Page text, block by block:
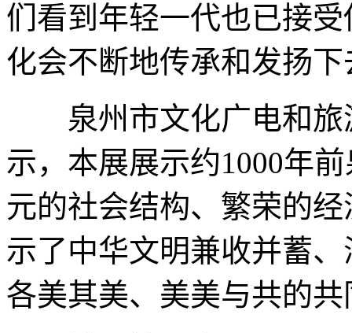
们看到年轻一代也已接
化会不断地传承和发扬下
泉州市文化广电和旅
示，本展展示约1000年
元的社会结构、繁荣的
示了中华文明兼收并蓄
各美其美、美美与共的共